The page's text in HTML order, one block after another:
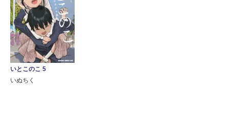
いとこのこ 5
いぬちく